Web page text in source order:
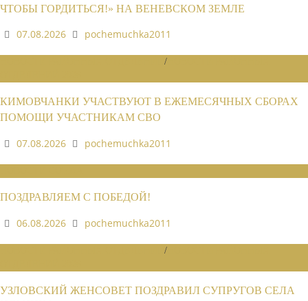
ЧТОБЫ ГОРДИТЬСЯ!» НА ВЕНЕВСКОМ ЗЕМЛЕ
07.08.2026
pochemuchka2011
/
КИМОВЧАНКИ УЧАСТВУЮТ В ЕЖЕМЕСЯЧНЫХ СБОРАХ
ПОМОЩИ УЧАСТНИКАМ СВО
07.08.2026
pochemuchka2011
ПОЗДРАВЛЯЕМ С ПОБЕДОЙ!
06.08.2026
pochemuchka2011
/
УЗЛОВСКИЙ ЖЕНСОВЕТ ПОЗДРАВИЛ СУПРУГОВ СЕЛА